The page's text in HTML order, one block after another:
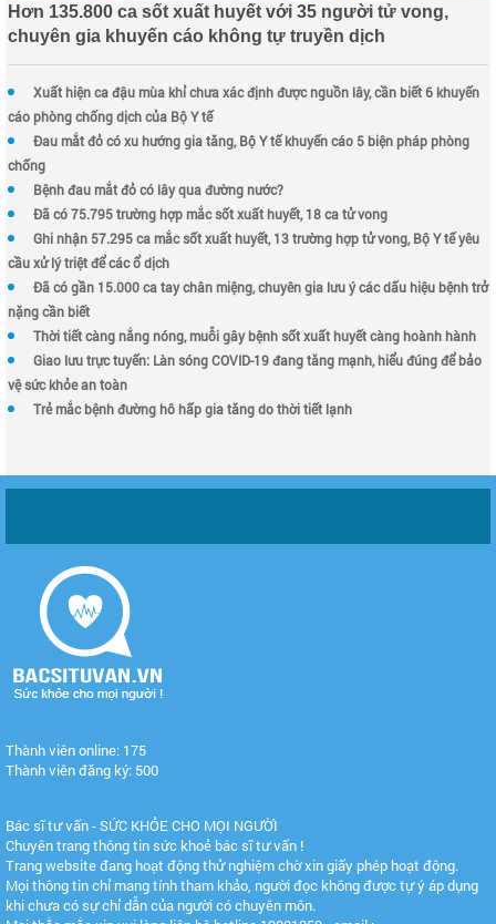
Hơn 135.800 ca sốt xuất huyết với 35 người tử vong,
chuyên gia khuyến cáo không tự truyền dịch
Xuất hiện ca đậu mùa khỉ chưa xác định được nguồn lây, cần biết 6 khuyến
cáo phòng chống dịch của Bộ Y tế
Đau mắt đỏ có xu hướng gia tăng, Bộ Y tế khuyến cáo 5 biện pháp phòng
chống
Bệnh đau mắt đỏ có lây qua đường nước?
Đã có 75.795 trường hợp mắc sốt xuất huyết, 18 ca tử vong
Ghi nhận 57.295 ca mắc sốt xuất huyết, 13 trường hợp tử vong, Bộ Y tế yêu
cầu xử lý triệt để các ổ dịch
Đã có gần 15.000 ca tay chân miệng, chuyên gia lưu ý các dấu hiệu bệnh trở
nặng cần biết
Thời tiết càng nắng nóng, muỗi gây bệnh sốt xuất huyết càng hoành hành
Giao lưu trực tuyến: Làn sóng COVID-19 đang tăng mạnh, hiểu đúng để bảo
vệ sức khỏe an toàn
Trẻ mắc bệnh đường hô hấp gia tăng do thời tiết lạnh
Thành viên online: 175
Thành viên đăng ký: 500
Bác sĩ tư vấn - SỨC KHỎE CHO MỌI NGƯỜI
Chuyên trang thông tin sức khoẻ bác sĩ tư vấn !
Trang website đang hoạt động thử nghiệm chờ xin giấy phép hoạt động.
Mọi thông tin chỉ mang tính tham khảo, người đọc không được tự ý áp dụng
khi chưa có sự chỉ dẫn của người có chuyên môn.